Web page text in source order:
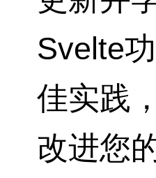
Svelte
佳实践
改进您